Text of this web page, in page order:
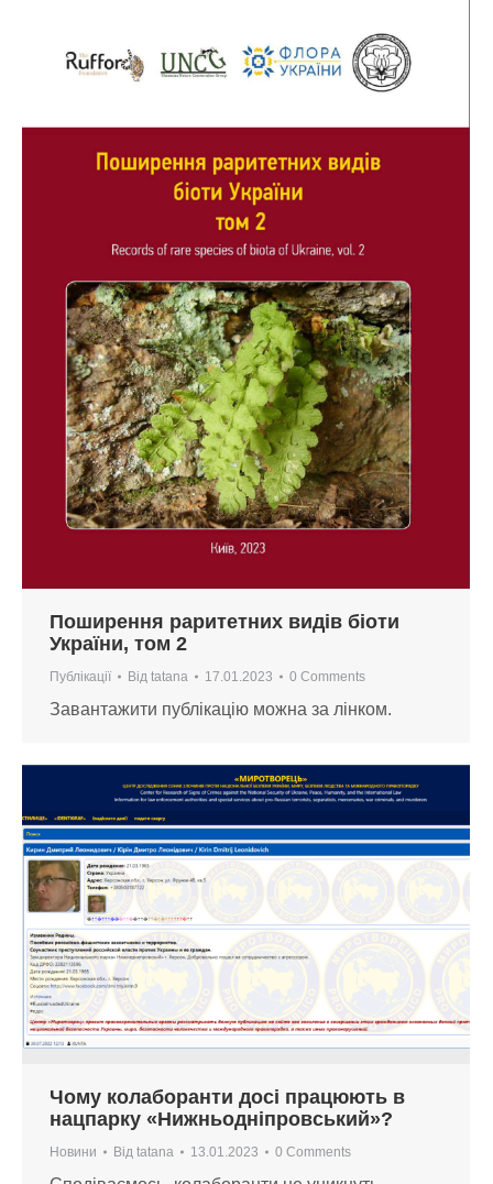
Поширення раритетних видів біоти
України, том 2
Публікації Від tatana 17.01.2023 0 Comments
Завантажити публікацію можна за лінком.
Чому колаборанти досі працюють в
нацпарку «Нижньодніпровський»?
Новини Від tatana 13.01.2023 0 Comments